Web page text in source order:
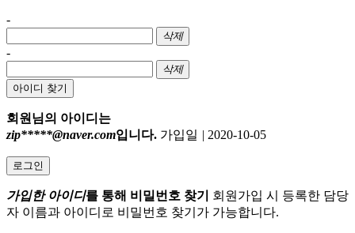
-
삭제
-
삭제
아이디 찾기
회원님의 아이디는
zip*****@naver.com입니다. 가입일 | 2020-10-05
로그인
가입한 아이디를 통해 비밀번호 찾기
회원가입 시 등록한 담당
자 이름과 아이디로 비밀번호 찾기가 가능합니다.